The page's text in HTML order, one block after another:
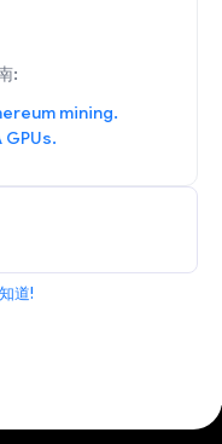
:
mining.
GPUs.
道!